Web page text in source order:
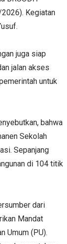
Kegiatan
juga siap
jalan akses
untuk
bahwa
Sekolah
Sepanjang
di 104 titik
dari
Mandat
Umum (PU).